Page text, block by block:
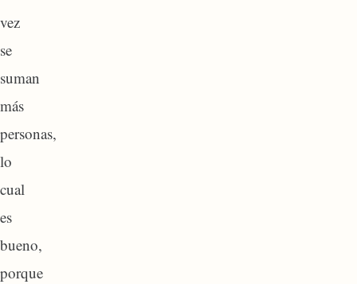
vez
se
suman
más
personas,
lo
cual
es
bueno,
porque